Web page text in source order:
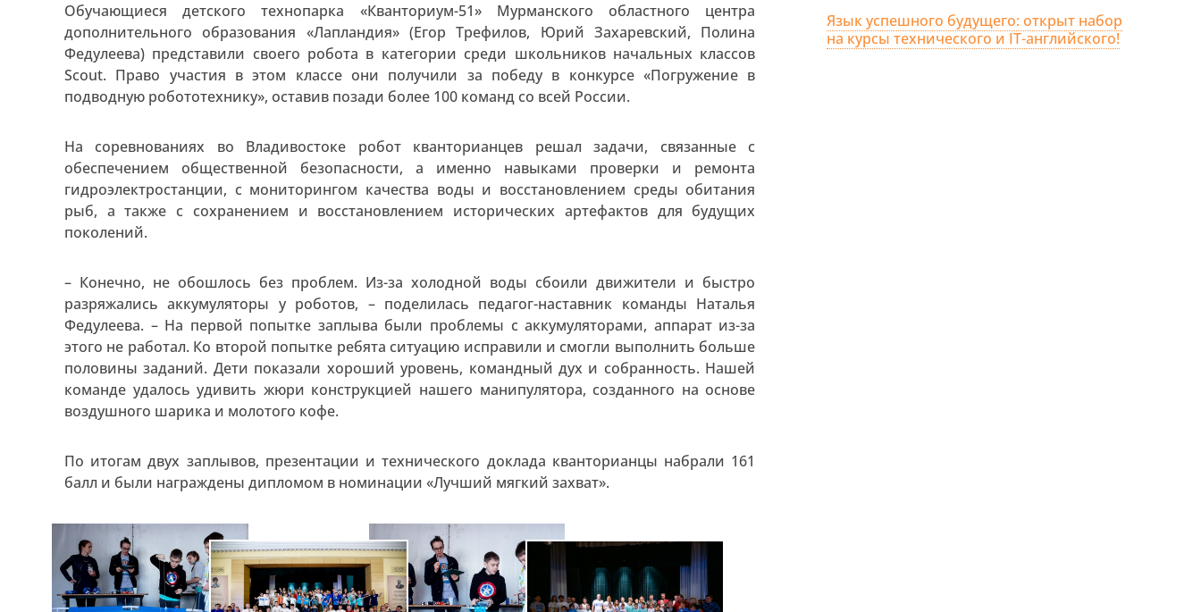
Обучающиеся детского технопарка «Кванториум-51» Мурманского областного центра
дополнительного образования «Лапландия» (Егор Трефилов, Юрий Захаревский, Полина
Федулеева) представили своего робота в категории среди школьников начальных классов
Scout. Право участия в этом классе они получили за победу в конкурсе «Погружение в
подводную робототехнику», оставив позади более 100 команд со всей России.
На соревнованиях во Владивостоке робот кванторианцев решал задачи, связанные с
обеспечением общественной безопасности, а именно навыками проверки и ремонта
гидроэлектростанции, с мониторингом качества воды и восстановлением среды обитания
рыб, а также с сохранением и восстановлением исторических артефактов для будущих
поколений.
– Конечно, не обошлось без проблем. Из-за холодной воды сбоили движители и быстро
разряжались аккумуляторы у роботов, – поделилась педагог-наставник команды Наталья
Федулеева. – На первой попытке заплыва были проблемы с аккумуляторами, аппарат из-за
этого не работал. Ко второй попытке ребята ситуацию исправили и смогли выполнить больше
половины заданий. Дети показали хороший уровень, командный дух и собранность. Нашей
команде удалось удивить жюри конструкцией нашего манипулятора, созданного на основе
воздушного шарика и молотого кофе.
По итогам двух заплывов, презентации и технического доклада кванторианцы набрали 161
балл и были награждены дипломом в номинации «Лучший мягкий захват».
Язык успешного будущего: открыт набор
на курсы технического и IT-английского!